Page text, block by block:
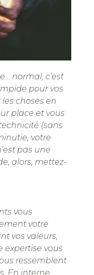
normal, c’est
pour vos
choses en
place et vous
(sans
votre
pas une
alors, mettez-
vous
votre
vos valeurs,
expertise vous
ressemblent
En interne,